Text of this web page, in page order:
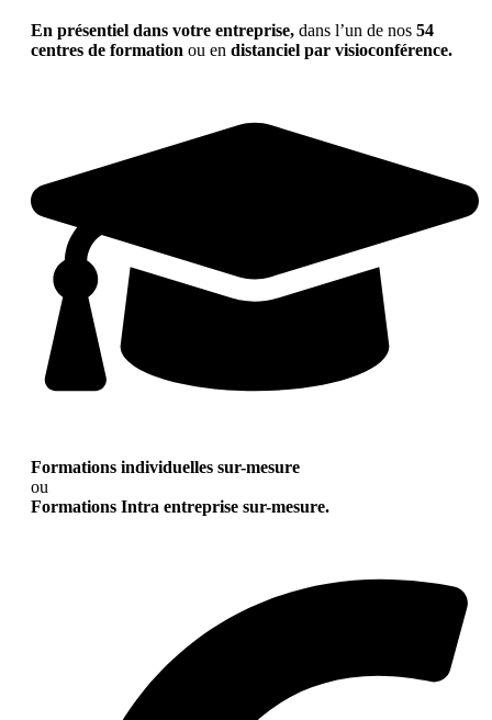
En présentiel dans votre entreprise, dans l’un de nos 54
centres de formation ou en distanciel par visioconférence.
Formations individuelles sur-mesure
ou
Formations Intra entreprise sur-mesure.